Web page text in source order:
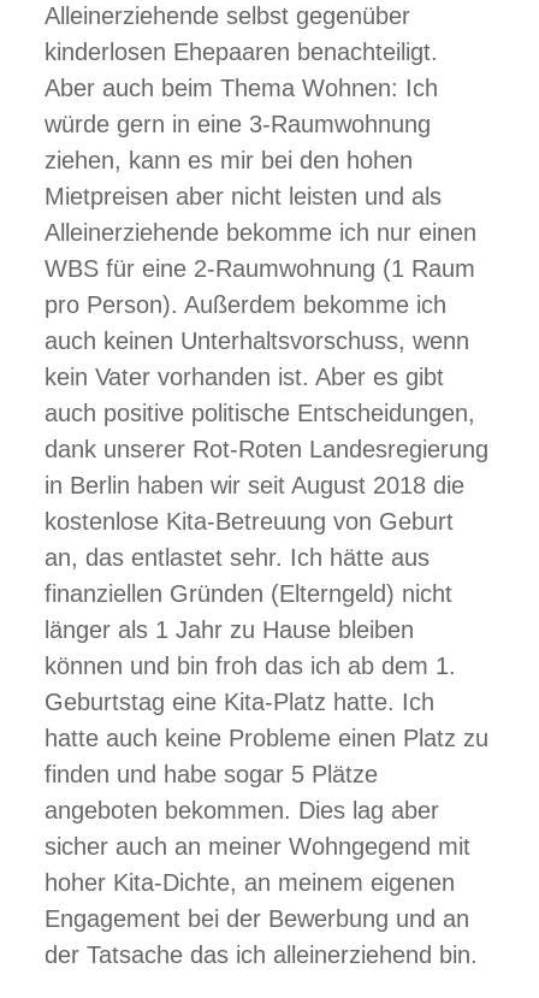
Alleinerziehende selbst gegenüber
kinderlosen Ehepaaren benachteiligt.
Aber auch beim Thema Wohnen: Ich
würde gern in eine 3-Raumwohnung
ziehen, kann es mir bei den hohen
Mietpreisen aber nicht leisten und als
Alleinerziehende bekomme ich nur einen
WBS für eine 2-Raumwohnung (1 Raum
pro Person). Außerdem bekomme ich
auch keinen Unterhaltsvorschuss, wenn
kein Vater vorhanden ist. Aber es gibt
auch positive politische Entscheidungen,
dank unserer Rot-Roten Landesregierung
in Berlin haben wir seit August 2018 die
kostenlose Kita-Betreuung von Geburt
an, das entlastet sehr. Ich hätte aus
finanziellen Gründen (Elterngeld) nicht
länger als 1 Jahr zu Hause bleiben
können und bin froh das ich ab dem 1.
Geburtstag eine Kita-Platz hatte. Ich
hatte auch keine Probleme einen Platz zu
finden und habe sogar 5 Plätze
angeboten bekommen. Dies lag aber
sicher auch an meiner Wohngegend mit
hoher Kita-Dichte, an meinem eigenen
Engagement bei der Bewerbung und an
der Tatsache das ich alleinerziehend bin.